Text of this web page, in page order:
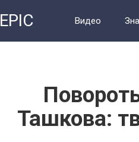
EPIC Видео
Ташкова: